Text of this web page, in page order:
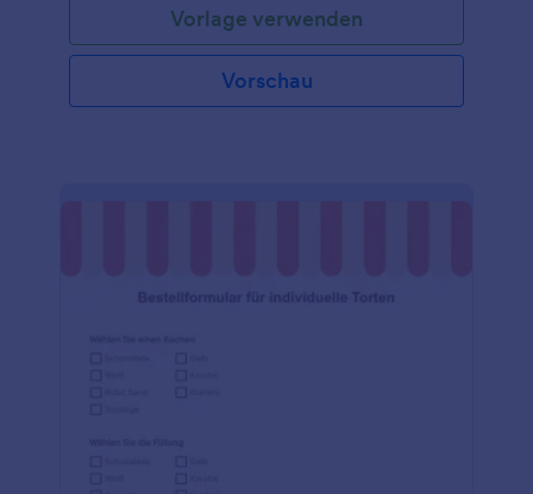
Vorlage verwenden
Vorschau